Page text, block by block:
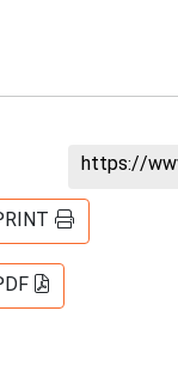
https://
PRINT
PDF